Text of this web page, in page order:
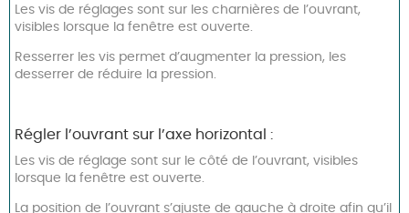
Les vis de réglages sont sur les charnières de l’ouvrant,
visibles lorsque la fenêtre est ouverte.
Resserrer les vis permet d’augmenter la pression, les
desserrer de réduire la pression.
Régler l’ouvrant sur l’axe horizontal :
Les vis de réglage sont sur le côté de l’ouvrant, visibles
lorsque la fenêtre est ouverte.
La position de l’ouvrant s’ajuste de gauche à droite afin qu’il